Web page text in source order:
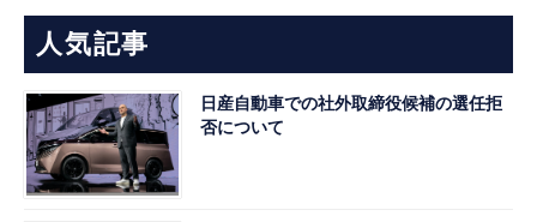
人気記事
日産自動車での社外取締役候補の選任拒
否について